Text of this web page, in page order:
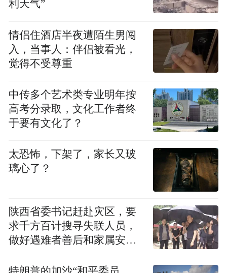
利天气”
情侣住酒店半夜遭陌生男闯
入，当事人：伴侣被看光，
觉得不受尊重
中传多个艺术类专业明年按
高考分录取，文化工作者终
于要有文化了？
太恐怖，下架了，家长又玻
璃心了？
陕西省委书记赶赴灾区，要
求千方百计搜寻失联人员，
做好遇难者善后和家属安抚